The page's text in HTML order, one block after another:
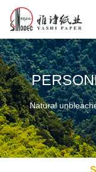
Natural